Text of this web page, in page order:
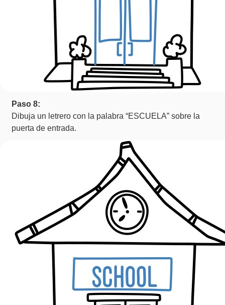
Paso 8:
Dibuja un letrero con la palabra “ESCUELA” sobre la
puerta de entrada.